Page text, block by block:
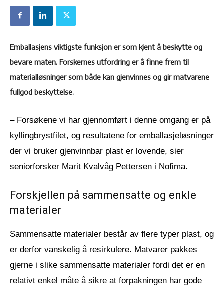
Emballasjens viktigste funksjon er som kjent å beskytte og
bevare maten. Forskernes utfordring er å finne frem til
materialløsninger som både kan gjenvinnes og gir matvarene
fullgod beskyttelse.
– Forsøkene vi har gjennomført i denne omgang er på
kyllingbrystfilet, og resultatene for emballasjeløsninger
der vi bruker gjenvinnbar plast er lovende, sier
seniorforsker Marit Kvalvåg Pettersen i Nofima.
Forskjellen på sammensatte og enkle
materialer
Sammensatte materialer består av flere typer plast, og
er derfor vanskelig å resirkulere. Matvarer pakkes
gjerne i slike sammensatte materialer fordi det er en
relativt enkel måte å sikre at forpakningen har gode